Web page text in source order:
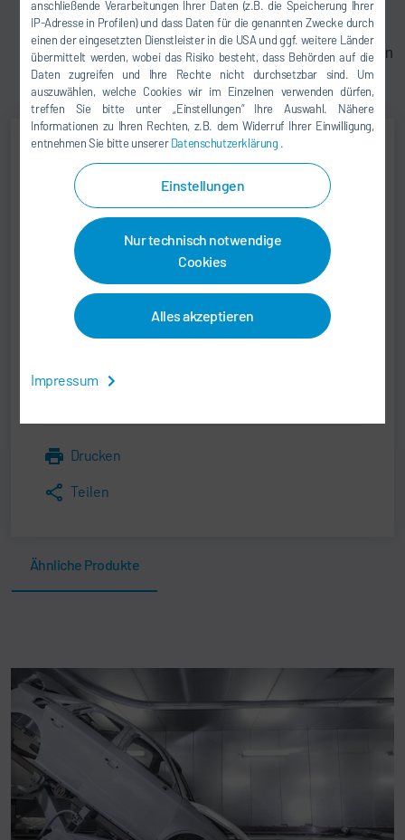
anschließende Verarbeitungen Ihrer Daten (z.B. die Speicherung Ihrer
IP-Adresse in Profilen) und dass Daten für die genannten Zwecke durch
einen der eingesetzten Dienstleister in die USA und ggf. weitere Länder
übermittelt werden, wobei das Risiko besteht, dass Behörden auf die
Daten zugreifen und Ihre Rechte nicht durchsetzbar sind. Um
auszuwählen, welche Cookies wir im Einzelnen verwenden dürfen,
treffen Sie bitte unter „Einstellungen“ Ihre Auswahl. Nähere
Informationen zu Ihren Rechten, z.B. dem Widerruf Ihrer Einwilligung,
entnehmen Sie bitte unsererDatenschutzerklärung .
Einstellungen
Nur technisch notwendige
Cookies
Alles akzeptieren
Impressum
Mit dem Red Dot Award ausgezeichnetes
Drehschemel-Design
Unterschiedlich farbiges Beleuchtungskonzept an den
Drehschemeln für eine einfache Überwachung des
Systemstatus
PRODUCT MANAGEMENT
+49 7142 78-0
Dürr Systems AG
Carl-Benz-Str. 34
Drucken
Teilen
Ähnliche Produkte